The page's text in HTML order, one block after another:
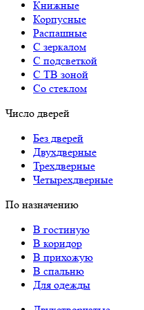
Книжные
Корпусные
Распашные
С зеркалом
С подсветкой
С ТВ зоной
Со стеклом
Число дверей
Без дверей
Двухдверные
Трехдверные
Четырехдверные
По назначению
В гостиную
В коридор
В прихожую
В спальню
Для одежды